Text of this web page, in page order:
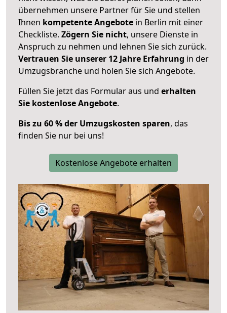
übernehmen unsere Partner für Sie und stellen
Ihnen kompetente Angebote in Berlin mit einer
Checkliste. Zögern Sie nicht, unsere Dienste in
Anspruch zu nehmen und lehnen Sie sich zurück.
Vertrauen Sie unserer 12 Jahre Erfahrung in der
Umzugsbranche und holen Sie sich Angebote.
Füllen Sie jetzt das Formular aus und erhalten
Sie kostenlose Angebote.
Bis zu 60 % der Umzugskosten sparen, das
finden Sie nur bei uns!
Kostenlose Angebote erhalten